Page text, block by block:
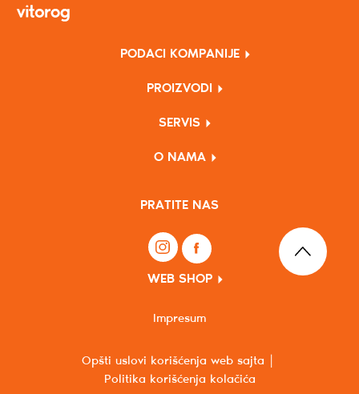
PODACI KOMPANIJE
PROIZVODI
SERVIS
O NAMA
PRATITE NAS
WEB SHOP
Opšti uslovi korišćenja web sajta
Politika korišćenja kolačića
Impresum